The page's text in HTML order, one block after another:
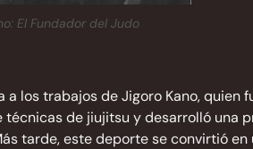
El Fundador del Judo
los trabajos de Jigoro Kano, quien
técnicas de jiujitsu y desarrolló una
tarde, este deporte se convirtió